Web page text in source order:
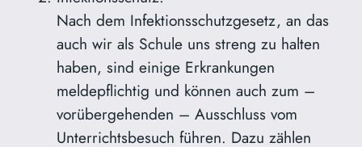
Nach dem Infektionsschutzgesetz, an das
auch wir als Schule uns streng zu halten
haben, sind einige Erkrankungen
meldepflichtig und können auch zum –
vorübergehenden – Ausschluss vom
Unterrichtsbesuch führen. Dazu zählen